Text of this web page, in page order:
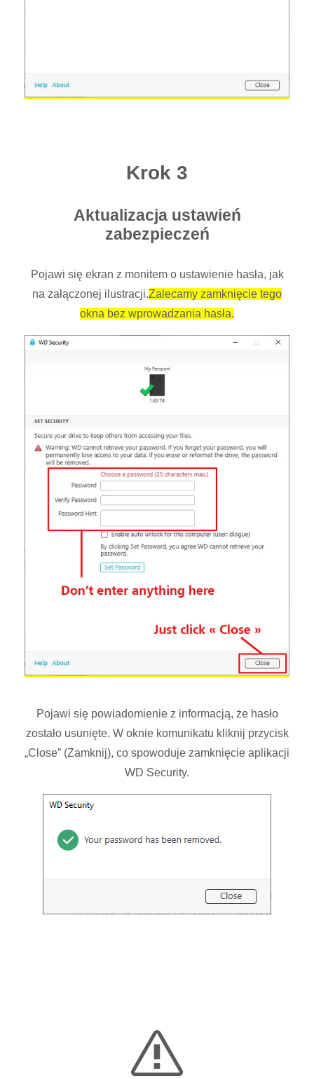
Krok 3
Aktualizacja ustawień
zabezpieczeń
Pojawi się ekran z monitem o ustawienie hasła, jak
na załączonej ilustracji.Zalecamy zamknięcie tego
okna bez wprowadzania hasła.
Pojawi się powiadomienie z informacją, że hasło
zostało usunięte. W oknie komunikatu kliknij przycisk
„Close” (Zamknij), co spowoduje zamknięcie aplikacji
WD Security.